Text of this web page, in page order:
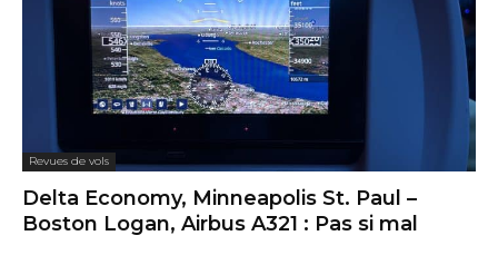
Revues de vols
Delta Economy, Minneapolis St. Paul –
Boston Logan, Airbus A321 : Pas si mal